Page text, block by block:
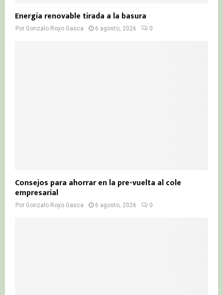
Energía renovable tirada a la basura
Por Gonzalo Royo Gasca 6 agosto, 2026 0
Consejos para ahorrar en la pre-vuelta al cole
empresarial
Por Gonzalo Royo Gasca 6 agosto, 2026 0